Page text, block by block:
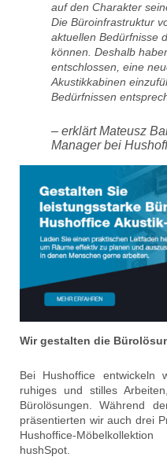
auf den Charakter
Die Büroinfrastruktur
aktuellen Bedürfnisse
können. Deshalb
entschlossen, eine
Akustikkabinen
Bedürfnissen
– erklärt Mateusz
Manager bei
Wir gestalten die
Bei Hushoffice entwickeln
ruhiges und stilles
Bürolösungen. Während
präsentierten wir auch drei
Hushoffice-
hushSpot.